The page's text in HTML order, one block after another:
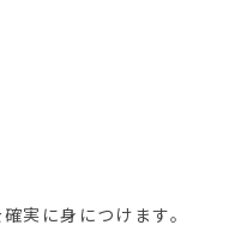
実に身につけます。